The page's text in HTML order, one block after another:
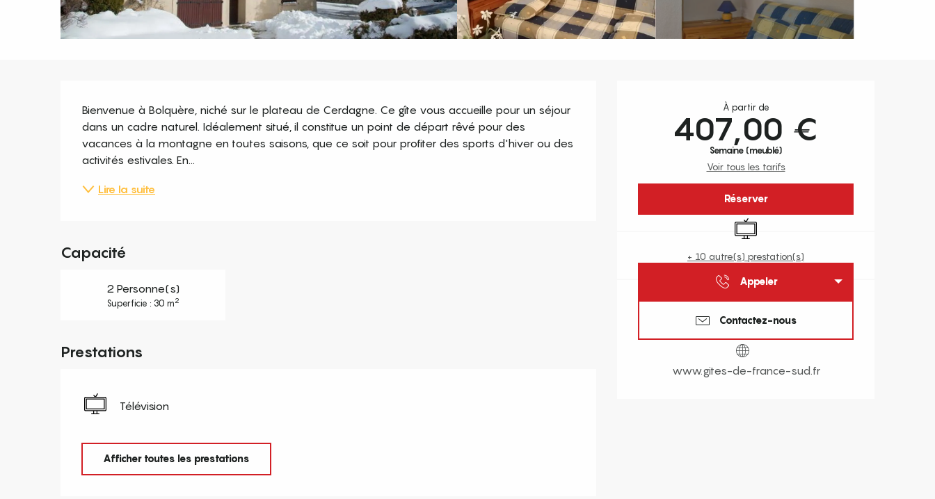
Ouverture et coordonnées
À partir de
407,00 €
Semaine (meublé)
Voir tous les tarifs
Réserver
Télévision
+ 10 autre(s) prestation(s)
Appeler
Contactez-nous
www.gites-de-france-sud.fr
Description
Bienvenue à Bolquère, niché sur le plateau de Cerdagne. Ce gîte vous accueille pour un séjour
dans un cadre naturel. Idéalement situé, il constitue un point de départ rêvé pour des
vacances à la montagne en toutes saisons, que ce soit pour profiter des sports d'hiver ou des
activités estivales. En...
Lire la suite
Capacité
2 Personne(s)
Superficie : 30 m2
Prestations
Télévision
Afficher toutes les prestations